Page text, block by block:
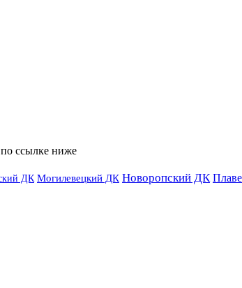
по ссылке ниже
ДК Могилевецкий ДК Новоропский ДК